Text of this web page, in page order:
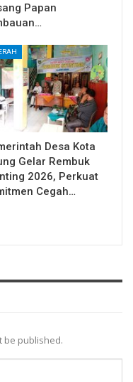
Papan
Desa Kota
Gelar Rembuk
2026, Perkuat
Cegah…
be published.